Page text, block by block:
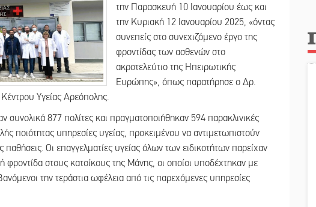
την Παρασκευή 10 Ιανουαρίου έως και
την Κυριακή 12 Ιανουαρίου 2025, «όντας
συνεπείς στο συνεχιζόμενο έργο της
φροντίδας των ασθενών στο
ακροτελεύτιο της Ηπειρωτικής
Ευρώπης», όπως παρατήρησε ο Δρ.
Υγείας Αρεόπολης.
συνολικά 877 πολίτες και πραγματοποιήθηκαν 594 παρακλινικές
ποιότητας υπηρεσίες υγείας, προκειμένου να αντιμετωπιστούν
παθήσεις. Οι επαγγελματίες υγείας όλων των ειδικοτήτων παρείχαν
φροντίδα στους κατοίκους της Μάνης, οι οποίοι υποδέχτηκαν με
την τεράστια ωφέλεια από τις παρεχόμενες υπηρεσίες